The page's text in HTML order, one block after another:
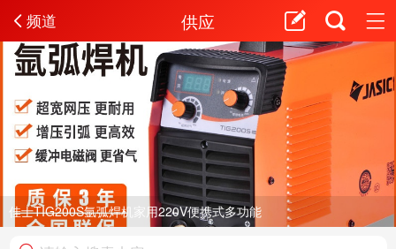
频道 供应
佳士TIG200S氩弧焊机家用220V便携式多功能